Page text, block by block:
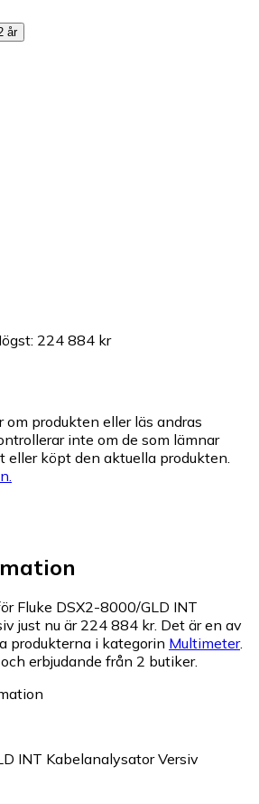
år
: 224 884 kr
om produkten eller läs andras
inte om de som lämnar
eller köpt den aktuella produkten.
Fluke DSX2-8000/GLD INT
just nu är 224 884 kr. Det är en av
produkterna i kategorin Multimeter.
erbjudande från 2 butiker.
INT Kabelanalysator Versiv